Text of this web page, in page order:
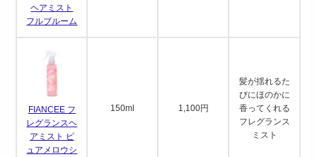
ヘアミスト
フルブルーム
FIANCEE フ
レグランスヘ
アミスト ピ
ュアメロウシ
150ml 1,100円
髪が揺れるた
びにほのかに
香ってくれる
フレグランス
ミスト